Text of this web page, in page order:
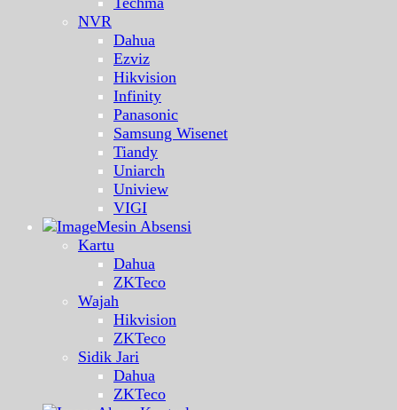
NVR
Dahua
Ezviz
Hikvision
Infinity
Panasonic
Samsung Wisenet
Tiandy
Uniarch
Uniview
VIGI
Mesin Absensi
Kartu
Dahua
ZKTeco
Wajah
Hikvision
ZKTeco
Sidik Jari
Dahua
ZKTeco